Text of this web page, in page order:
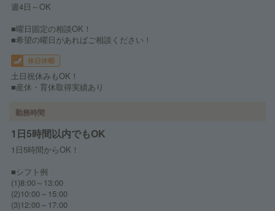
週4日～OK
■曜日固定の相談OK！
■希望の曜日があればご相談ください！
休日休暇
土日祝休みもOK！
■産休・育休取得実績あり
勤務時間
1日5時間以内でもOK
1日5時間からOK！
■シフト例
(1)8:00～13:00
(2)10:00～15:00
(3)12:00～17:00